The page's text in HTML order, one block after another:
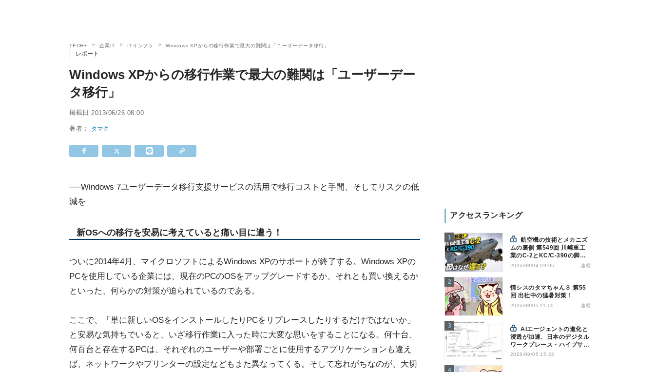
TECH+ 企業IT ITインフラ Windows XPからの移行作業で最大の難関は「ユーザーデータ移行」
レポート
Windows XPからの移行作業で最大の難関は「ユーザーデー
タ移行」
掲載日 2013/06/26 08:00
著者： タマク
──Windows 7ユーザーデータ移行支援サービスの活用で移行コストと手間、そしてリスクの低
減を
新OSへの移行を安易に考えていると痛い目に遭う！
ついに2014年4月、マイクロソフトによるWindows XPのサポートが終了する。Windows XPの
PCを使用している企業には、現在のPCのOSをアップグレードするか、それとも買い換えるか
といった、何らかの対策が迫られているのである。
ここで、「単に新しいOSをインストールしたりPCをリプレースしたりするだけではないか」
と安易な気持ちでいると、いざ移行作業に入った時に大変な思いをすることになる。何十台、
何百台と存在するPCは、それぞれのユーザーや部署ごとに使用するアプリケーションも違え
ば、ネットワークやプリンターの設定などもまた異なってくる。そして忘れがちなのが、大切
アクセスランキング
航空機の技術とメカニズ
ムの裏側 第549回 川崎重工
業のC-2とKC/C-390の脚は
なぜ違う? - 降着装置は複雑
2026/08/04 09:05 連載
情シスのタマちゃん３ 第55
回 出社中の猛暑対策！
2026/08/05 11:00 連載
AIエージェントの進化と
浸透が加速、日本のデジタル
ワークプレース・ハイプサイ
クルをガートナーが発表
2026/08/05 15:22